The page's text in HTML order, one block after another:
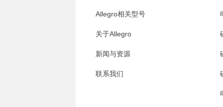
Allegro相关型号
关于Allegro
新闻与资源
联系我们